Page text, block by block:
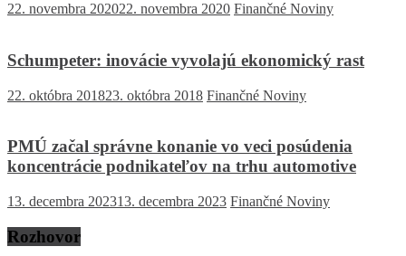
22. novembra 202022. novembra 2020 Finančné Noviny
Schumpeter: inovácie vyvolajú ekonomický rast
22. októbra 201823. októbra 2018 Finančné Noviny
PMÚ začal správne konanie vo veci posúdenia
koncentrácie podnikateľov na trhu automotive
13. decembra 202313. decembra 2023 Finančné Noviny
Rozhovor